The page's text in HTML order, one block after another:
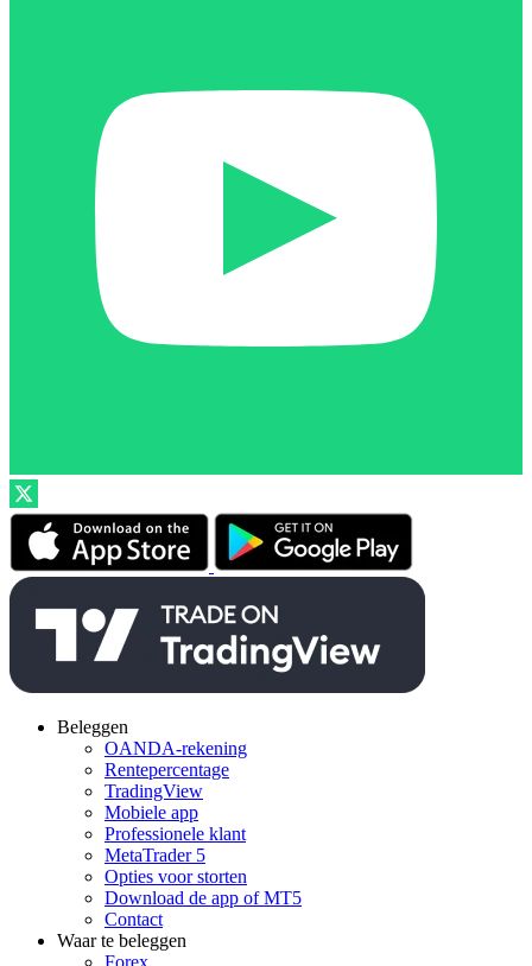
Beleggen
OANDA-rekening
Rentepercentage
TradingView
Mobiele app
Professionele klant
MetaTrader 5
Opties voor storten
Download de app of MT5
Contact
Waar te beleggen
Forex